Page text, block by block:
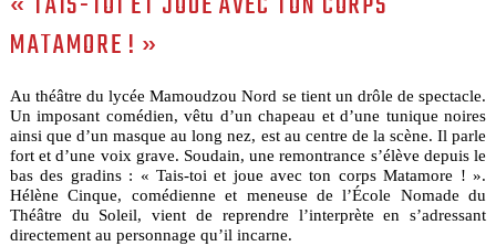
MATAMORE ! »
Au théâtre du lycée Mamoudzou Nord se tient un drôle de spectacle.
Un imposant comédien, vêtu d’un chapeau et d’une tunique noires
ainsi que d’un masque au long nez, est au centre de la scène. Il parle
fort et d’une voix grave. Soudain, une remontrance s’élève depuis le
bas des gradins : « Tais-toi et joue avec ton corps Matamore ! ».
Hélène Cinque, comédienne et meneuse de l’École Nomade du
Théâtre du Soleil, vient de reprendre l’interprète en s’adressant
directement au personnage qu’il incarne.